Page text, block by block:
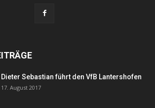
Dieter Sebastian führt den VfB Lantershofen
17. August 2017